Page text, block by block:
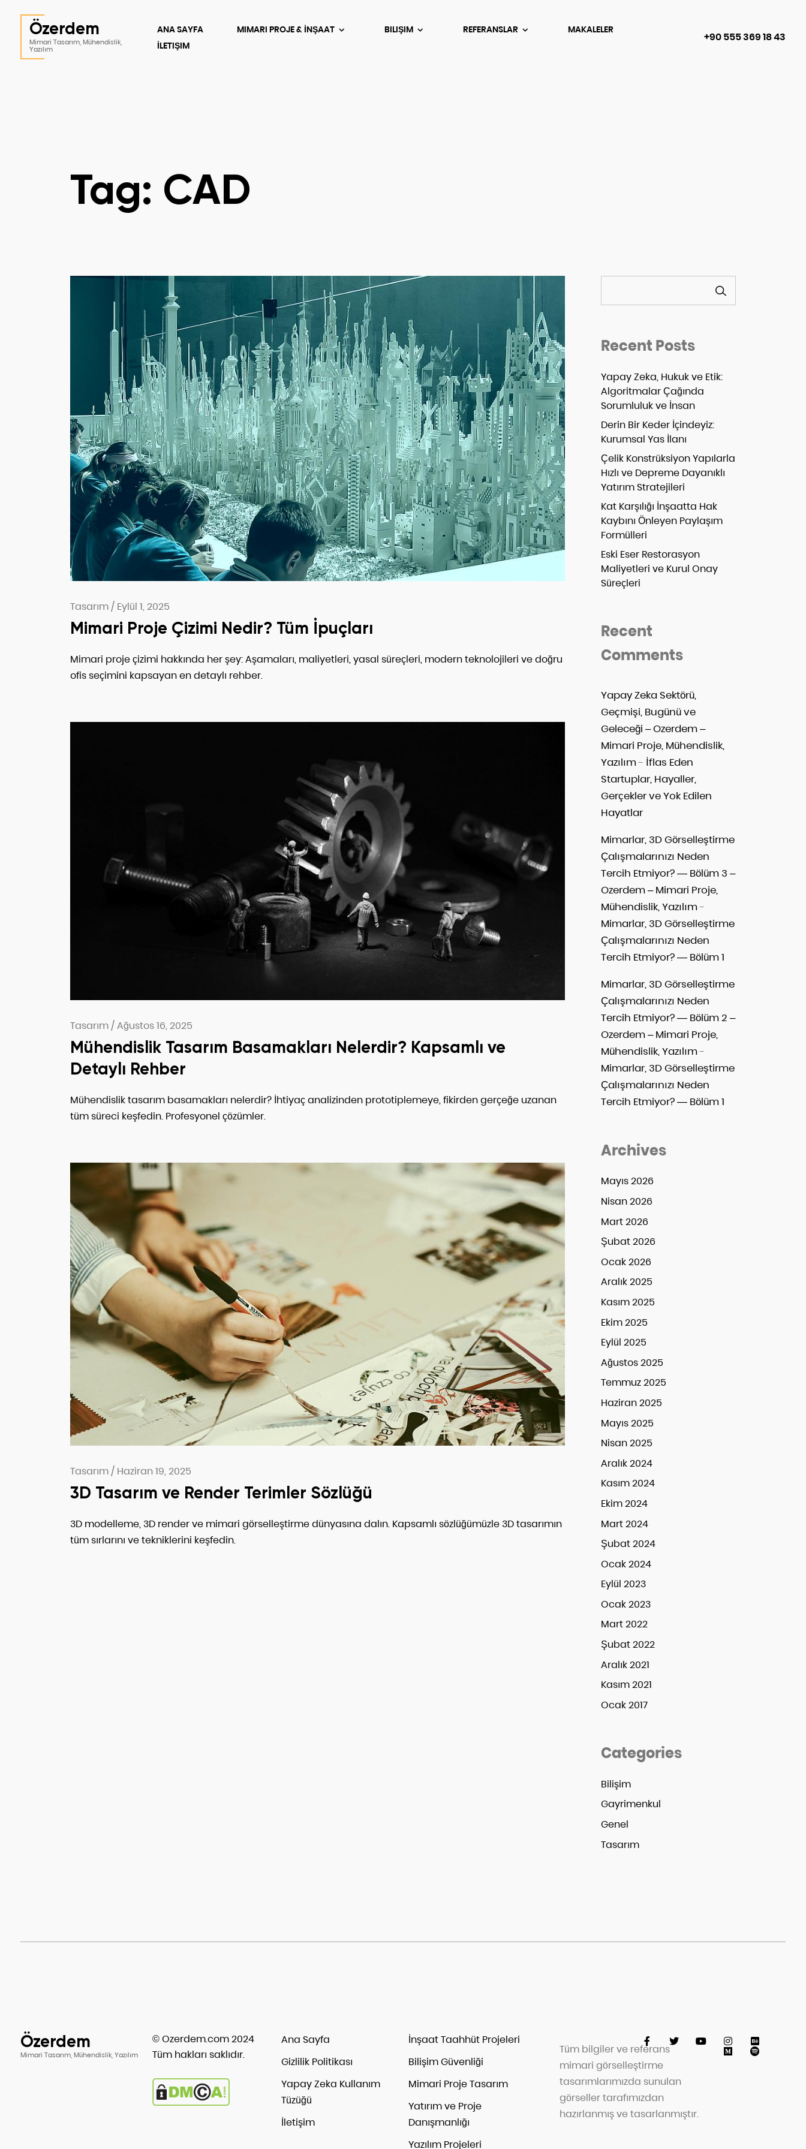
Özerdem
Mimari Tasarım, Mühendislik,
Yazılım
ANA SAYFA MIMARI PROJE & İNŞAAT BILIŞIM REFERANSLAR
MAKALELER
İLETIŞIM
+90 555 369 18 43
Tag: CAD
Tasarım/ Eylül 1, 2025
Mimari Proje Çizimi Nedir? Tüm İpuçları
Mimari proje çizimi hakkında her şey: Aşamaları, maliyetleri, yasal süreçleri, modern teknolojileri ve doğru
ofis seçimini kapsayan en detaylı rehber.
Tasarım /Ağustos 16, 2025
Mühendislik Tasarım Basamakları Nelerdir? Kapsamlı ve
Detaylı Rehber
Mühendislik tasarım basamakları nelerdir? İhtiyaç analizinden prototiplemeye, fikirden gerçeğe uzanan
tüm süreci keşfedin. Profesyonel çözümler.
Tasarım/ Haziran 19, 2025
3D Tasarım ve Render Terimler Sözlüğü
3D modelleme, 3D render ve mimari görselleştirme dünyasına dalın. Kapsamlı sözlüğümüzle 3D tasarımın
tüm sırlarını ve tekniklerini keşfedin.
Recent Posts
Yapay Zeka, Hukuk ve Etik:
Algoritmalar Çağında
Sorumluluk ve İnsan
Derin Bir Keder İçindeyiz:
Kurumsal Yas İlanı
Çelik Konstrüksiyon Yapılarla
Hızlı ve Depreme Dayanıklı
Yatırım Stratejileri
Kat Karşılığı İnşaatta Hak
Kaybını Önleyen Paylaşım
Formülleri
Eski Eser Restorasyon
Maliyetleri ve Kurul Onay
Süreçleri
Recent
Comments
Yapay Zeka Sektörü,
Geçmişi, Bugünü ve
Geleceği – Ozerdem –
Mimari Proje, Mühendislik,
Yazılım- İflas Eden
Startuplar, Hayaller,
Gerçekler ve Yok Edilen
Hayatlar
Mimarlar, 3D Görselleştirme
Çalışmalarınızı Neden
Tercih Etmiyor? — Bölüm 3 –
Ozerdem – Mimari Proje,
Mühendislik, Yazılım-
Mimarlar, 3D Görselleştirme
Çalışmalarınızı Neden
Tercih Etmiyor? — Bölüm 1
Mimarlar, 3D Görselleştirme
Çalışmalarınızı Neden
Tercih Etmiyor? — Bölüm 2 –
Ozerdem – Mimari Proje,
Mühendislik, Yazılım-
Mimarlar, 3D Görselleştirme
Çalışmalarınızı Neden
Tercih Etmiyor? — Bölüm 1
Archives
Mayıs 2026
Nisan 2026
Mart 2026
Şubat 2026
Ocak 2026
Aralık 2025
Kasım 2025
Ekim 2025
Eylül 2025
Ağustos 2025
Temmuz 2025
Haziran 2025
Mayıs 2025
Nisan 2025
Aralık 2024
Kasım 2024
Ekim 2024
Mart 2024
Şubat 2024
Ocak 2024
Eylül 2023
Ocak 2023
Mart 2022
Şubat 2022
Aralık 2021
Kasım 2021
Ocak 2017
Categories
Bilişim
Gayrimenkul
Genel
Tasarım
Özerdem
Mimari Tasarım, Mühendislik, Yazılım
© Ozerdem.com 2024
Tüm hakları saklıdır.
Ana Sayfa
Gizlilik Politikası
Yapay Zeka Kullanım
Tüzüğü
İletişim
İnşaat Taahhüt Projeleri
Bilişim Güvenliği
Mimari Proje Tasarım
Yatırım ve Proje
Danışmanlığı
Yazılım Projeleri
Tüm bilgiler ve referans
mimari görselleştirme
tasarımlarımızda sunulan
görseller tarafımızdan
hazırlanmış ve tasarlanmıştır.